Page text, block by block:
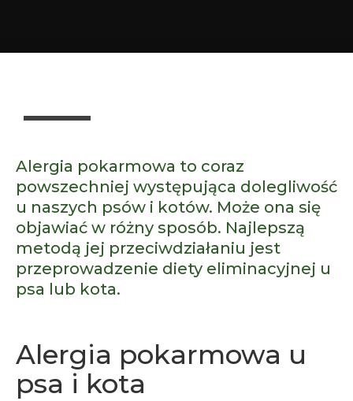
Żywienie
Alergia pokarmowa to coraz
powszechniej występująca dolegliwość
u naszych psów i kotów. Może ona się
objawiać w różny sposób. Najlepszą
metodą jej przeciwdziałaniu jest
przeprowadzenie diety eliminacyjnej u
psa lub kota.
Alergia pokarmowa u
psa i kota